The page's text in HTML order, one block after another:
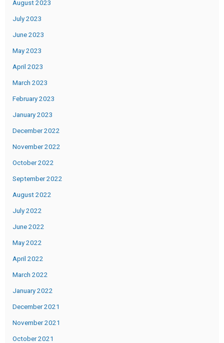
August 2023
July 2023
June 2023
May 2023
April 2023
March 2023
February 2023
January 2023
December 2022
November 2022
October 2022
September 2022
August 2022
July 2022
June 2022
May 2022
April 2022
March 2022
January 2022
December 2021
November 2021
October 2021